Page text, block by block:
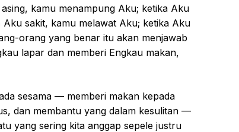
kamu menampung Aku; ketika Aku
sakit, kamu melawat Aku; ketika Aku
orang yang benar itu akan menjawab
lapar dan memberi Engkau makan,
sesama — memberi makan kepada
dan membantu yang dalam kesulitan —
yang sering kita anggap sepele justru